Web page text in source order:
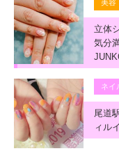
美容
立体
気分
ネイ
尾道
ィル